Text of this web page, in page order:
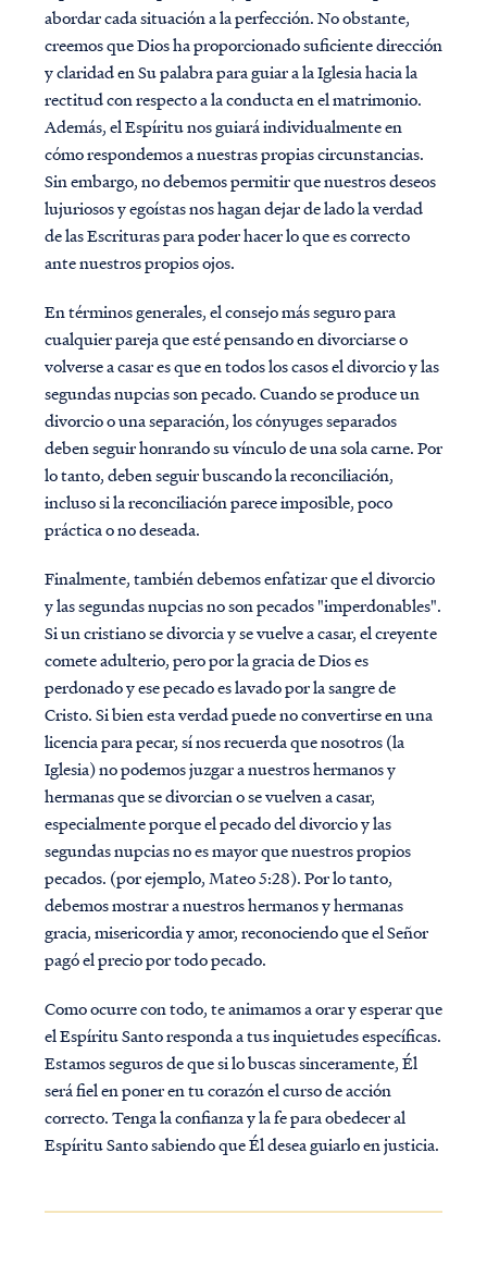
abordar cada situación a la perfección. No obstante,
creemos que Dios ha proporcionado suficiente dirección
y claridad en Su palabra para guiar a la Iglesia hacia la
rectitud con respecto a la conducta en el matrimonio.
Además, el Espíritu nos guiará individualmente en
cómo respondemos a nuestras propias circunstancias.
Sin embargo, no debemos permitir que nuestros deseos
lujuriosos y egoístas nos hagan dejar de lado la verdad
de las Escrituras para poder hacer lo que es correcto
ante nuestros propios ojos.
En términos generales, el consejo más seguro para
cualquier pareja que esté pensando en divorciarse o
volverse a casar es que en todos los casos el divorcio y las
segundas nupcias son pecado. Cuando se produce un
divorcio o una separación, los cónyuges separados
deben seguir honrando su vínculo de una sola carne. Por
lo tanto, deben seguir buscando la reconciliación,
incluso si la reconciliación parece imposible, poco
práctica o no deseada.
Finalmente, también debemos enfatizar que el divorcio
y las segundas nupcias no son pecados "imperdonables".
Si un cristiano se divorcia y se vuelve a casar, el creyente
comete adulterio, pero por la gracia de Dios es
perdonado y ese pecado es lavado por la sangre de
Cristo. Si bien esta verdad puede no convertirse en una
licencia para pecar, sí nos recuerda que nosotros (la
Iglesia) no podemos juzgar a nuestros hermanos y
hermanas que se divorcian o se vuelven a casar,
especialmente porque el pecado del divorcio y las
segundas nupcias no es mayor que nuestros propios
pecados. (por ejemplo, Mateo 5:28). Por lo tanto,
debemos mostrar a nuestros hermanos y hermanas
gracia, misericordia y amor, reconociendo que el Señor
pagó el precio por todo pecado.
Como ocurre con todo, te animamos a orar y esperar que
el Espíritu Santo responda a tus inquietudes específicas.
Estamos seguros de que si lo buscas sinceramente, Él
será fiel en poner en tu corazón el curso de acción
correcto. Tenga la confianza y la fe para obedecer al
Espíritu Santo sabiendo que Él desea guiarlo en justicia.